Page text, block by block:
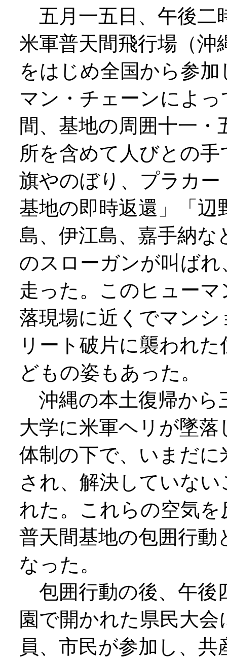
五月一五日、午後二
米軍普天間飛行場（沖
をはじめ全国から参
マン・チェーンによ
間、基地の周囲十一
所を含めて人びとの
旗やのぼり、プラカ
基地の即時返還」「辺
島、伊江島、嘉手納
のスローガンが叫ば
走った。このヒュー
落現場に近くでマン
リート破片に襲われ
どもの姿もあった。
沖縄の本土復帰から
大学に米軍ヘリが墜
体制の下で、いまだ
され、解決していな
れた。これらの空気
普天間基地の包囲行
なった。
包囲行動の後、午後
園で開かれた県民大
員、市民が参加し、